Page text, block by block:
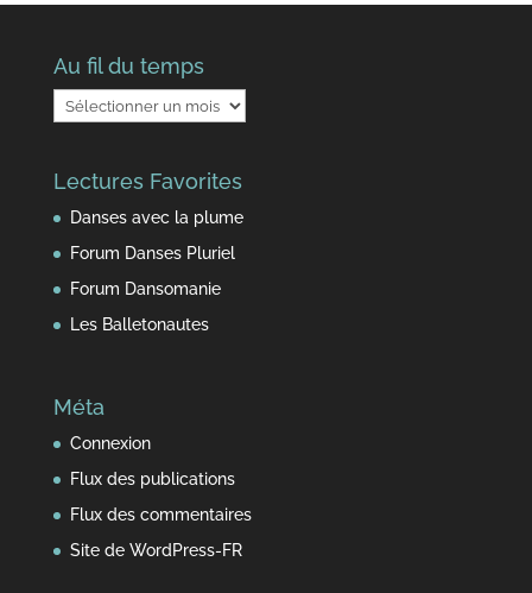
Au fil du temps
Au
fil
temps
Lectures Favorites
Danses avec la plume
Forum Danses Pluriel
Forum Dansomanie
Les Balletonautes
Méta
Connexion
Flux des publications
Flux des commentaires
Site de WordPress-FR